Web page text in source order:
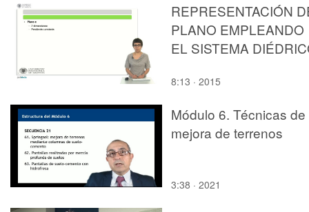
REPRESENTACIÓN
PLANO EMPLEANDO
EL SISTEMA
8:13 · 2015
Módulo 6. Técnicas de
mejora de terrenos
3:38 · 2021